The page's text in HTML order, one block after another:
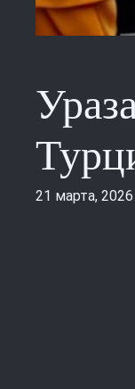
21 марта, 2026